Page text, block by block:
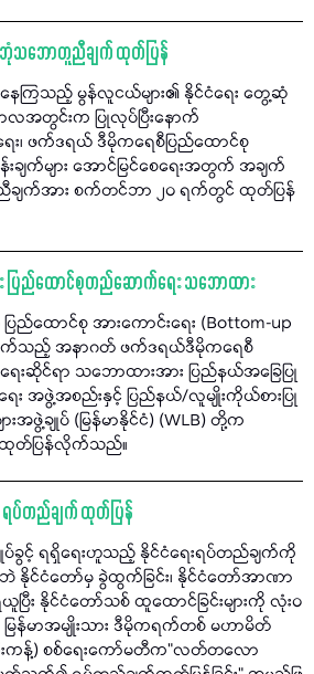
ဘုံသဘောတူညီချက် ထုတ်ပြန်
နေကြသည့် မွန်လူငယ်များ၏ နိုင်ငံရေး တွေ့ဆုံ
လအတွင်းက ပြုလုပ်ပြီးနောက်
း၊ ဖက်ဒရယ် ဒီမိုကရေစီပြည်ထောင်စု
က်များ အောင်မြင်စေရေးအတွက် အချက်
ချက်အား စက်တင်ဘာ ၂၀ ရက်တွင် ထုတ်ပြန်
ပြည်ထောင်စုတည်ဆောက်ရေး သဘောထား
ြည်ထောင်စု အားကောင်းရေး (Bottom-up
က်သည့် အနာဂတ် ဖက်ဒရယ်ဒီမိုကရေစီ
ဆိုင်ရာ သဘောထားအား ပြည်နယ်အခြေပြု
ေး အဖွဲ့အစည်းနှင့် ပြည်နယ်/လူမျိုးကိုယ်စားပြု
းအဖွဲ့ချုပ် (မြန်မာနိုင်ငံ) (WLB) တို့က
တ်ပြန်လိုက်သည်။
ရပ်တည်ချက် ထုတ်ပြန်
ခွင့် ရရှိရေးဟူသည့် နိုင်ငံရေးရပ်တည်ချက်ကို
နိုင်ငံတော်မှ ခွဲထွက်ခြင်း၊ နိုင်ငံတော်အာဏာ
ြီး နိုင်ငံတော်သစ် ထူထောင်ခြင်းများကို လုံးဝ
ြန်မာအမျိုးသား ဒီမိုကရက်တစ် မဟာမိတ်
းကန့်) စစ်ရေးကော်မတီက"လတ်တလော